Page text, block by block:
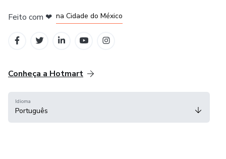
Feito com ❤ na Cidade do México
Conheça a Hotmart
Idioma
Português